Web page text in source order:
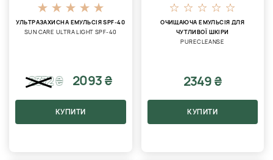
УЛЬТРАЗАХИСНА ЕМУЛЬСІЯ SPF-40
SUN CARE ULTRA LIGHT SPF-40
2372₴ 2093 ₴
КУПИТИ
ОЧИЩАЮЧА ЕМУЛЬСІЯ ДЛЯ
ЧУТЛИВОЇ ШКІРИ
PURECLEANSE
2349 ₴
КУПИТИ